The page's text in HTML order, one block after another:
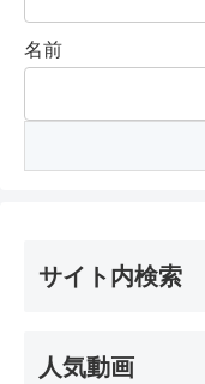
名前
サイト内検索
人気動画